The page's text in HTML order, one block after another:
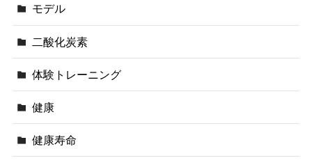
モデル
二酸化炭素
体験トレーニング
健康
健康寿命